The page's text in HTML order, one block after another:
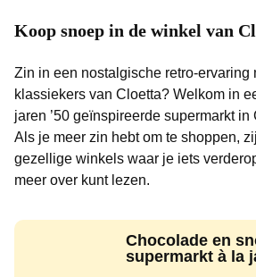
Koop snoep in de winkel van
Zin in een nostalgische retro-ervaring
klassiekers van Cloetta? Welkom in
jaren ’50 geïnspireerde supermarkt
Als je meer zin hebt om te shoppen,
gezellige winkels waar je iets
meer over kunt lezen.
Chocolade en
supermarkt à la